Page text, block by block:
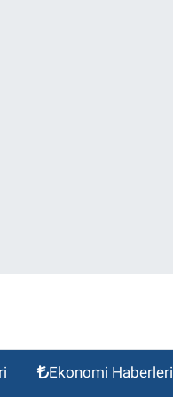
Ekonomi Haberleri